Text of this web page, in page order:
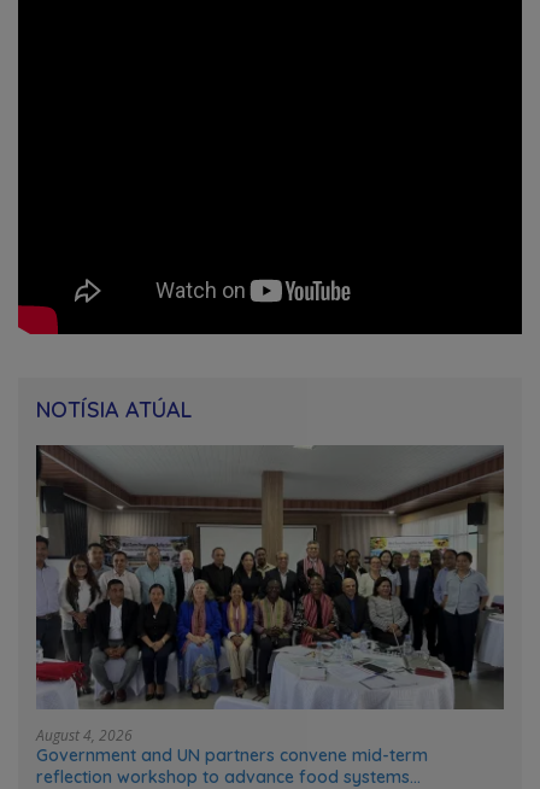
NOTÍSIA ATÚAL
August 4, 2026
Government and UN partners convene mid-term
reflection workshop to advance food systems